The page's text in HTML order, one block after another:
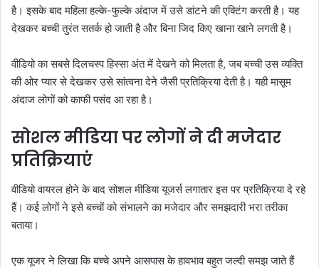
है। इसके बाद महिला हल्के-फुल्के अंदाज में उसे डांटने की एक्टिंग करती है। यह
देखकर बच्ची तुरंत सतर्क हो जाती है और बिना जिद किए खाना खाने लगती है।
वीडियो का सबसे दिलचस्प हिस्सा अंत में देखने को मिलता है, जब बच्ची उस व्यक्ति
की ओर प्यार से देखकर उसे सांत्वना देने जैसी प्रतिक्रिया देती है। यही मासूम
अंदाज लोगों को काफी पसंद आ रहा है।
सोशल मीडिया पर लोगों ने दी मजेदार
प्रतिक्रियाएं
वीडियो वायरल होने के बाद सोशल मीडिया यूजर्स लगातार इस पर प्रतिक्रिया दे रहे
हैं। कई लोगों ने इसे बच्चों को संभालने का मजेदार और समझदारी भरा तरीका
बताया।
एक यूजर ने लिखा कि बच्चे अपने आसपास के हावभाव बहुत जल्दी समझ जाते हैं